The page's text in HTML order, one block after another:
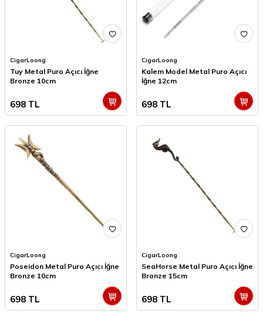
CigarLoong
Tuy Metal Puro Açıcı İğne
Bronze 10cm
698 TL
CigarLoong
Kalem Model Metal Puro Açıcı
İğne 12cm
698 TL
CigarLoong
Poseidon Metal Puro Açıcı İğne
Bronze 10cm
698 TL
CigarLoong
SeaHorse Metal Puro Açıcı İğne
Bronze 15cm
698 TL